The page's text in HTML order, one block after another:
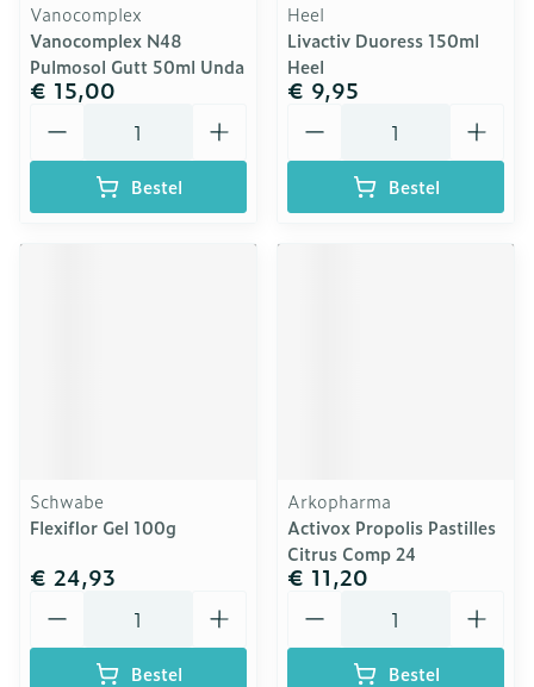
Vanocomplex
Vanocomplex N48
Pulmosol Gutt 50ml Unda
€ 15,00
Bestel
Heel
Livactiv Duoress 150ml
Heel
€ 9,95
Bestel
Schwabe
Flexiflor Gel 100g
€ 24,93
Bestel
Arkopharma
Activox Propolis Pastilles
Citrus Comp 24
€ 11,20
Bestel